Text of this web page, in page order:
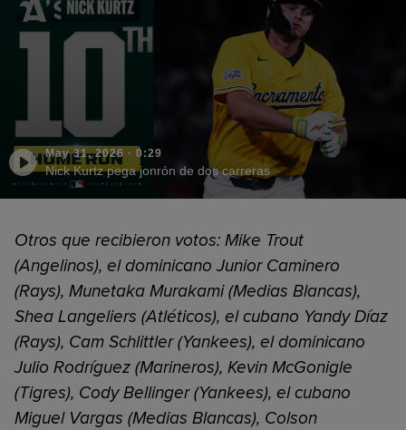
May 31, 2026 · 0:29
Nick Kurtz pega jonrón de dos carreras
Otros que recibieron votos: Mike Trout
(Angelinos), el dominicano Junior Caminero
(Rays), Munetaka Murakami (Medias Blancas),
Shea Langeliers (Atléticos), el cubano Yandy Díaz
(Rays), Cam Schlittler (Yankees), el dominicano
Julio Rodríguez (Marineros), Kevin McGonigle
(Tigres), Cody Bellinger (Yankees), el cubano
Miguel Vargas (Medias Blancas), Colson